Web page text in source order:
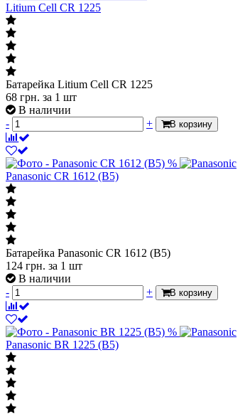
Litium Cell CR 1225
Батарейка Litium Cell CR 1225
68 грн. за 1 шт
В наличии
-
+ В корзину
%
Panasonic CR 1612 (B5)
Батарейка Panasonic CR 1612 (B5)
124 грн. за 1 шт
В наличии
-
+ В корзину
%
Panasonic BR 1225 (B5)